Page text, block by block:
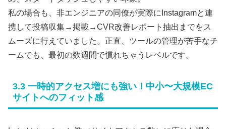
私の場合も、非エンジニアの同僚が実際にInstagramと連
携して投稿収集→掲載→CVR改善レポート抽出までをス
ムーズに行えていました。正直、ツールの管理が苦手なチ
ームでも、最初の数週間で慣れちゃうレベルです。
3.3 一時的アクセス増にも強い！中小〜大規模EC
サイトへのフィット感